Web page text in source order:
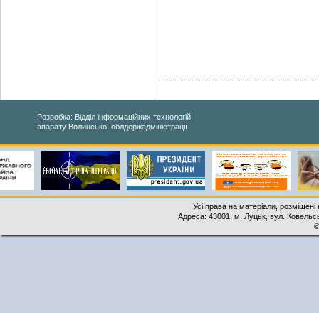
Розробка: Відділ інформаційних технологій
апарату Волинської облдержадміністрації
Усі права на матеріали,
Адреса: 43001, м. Луцьк, вул.